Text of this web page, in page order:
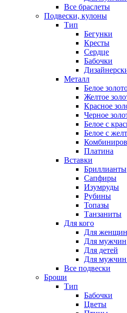
Все браслеты
Подвески, кулоны
Тип
Бегунки
Кресты
Сердце
Бабочки
Металл
Белое
Желтое
Красное
Черное
Белое с
Белое с
Платина
Вставки
Бриллианты
Сапфиры
Изумруды
Рубины
Топазы
Танзаниты
Для кого
Для женщин
Для мужчин
Для детей
Для
Все подвески
Броши
Тип
Бабочки
Цветы